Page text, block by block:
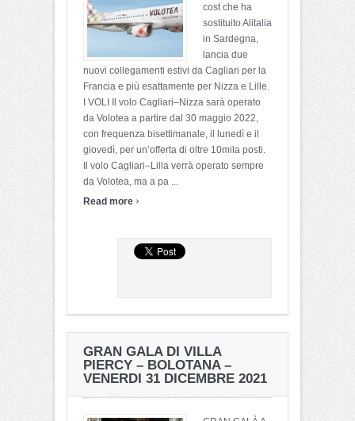
cost che ha
sostituito Alitalia
in Sardegna,
lancia due
nuovi collegamenti estivi da Cagliari per la
Francia e più esattamente per Nizza e Lille.
I VOLI Il volo Cagliari–Nizza sarà operato
da Volotea a partire dal 30 maggio 2022,
con frequenza bisettimanale, il lunedì e il
giovedì, per un’offerta di oltre 10mila posti.
Il volo Cagliari–Lilla verrà operato sempre
da Volotea, ma a pa ...
Read more ›
GRAN GALA DI VILLA
PIERCY – BOLOTANA –
VENERDI 31 DICEMBRE 2021